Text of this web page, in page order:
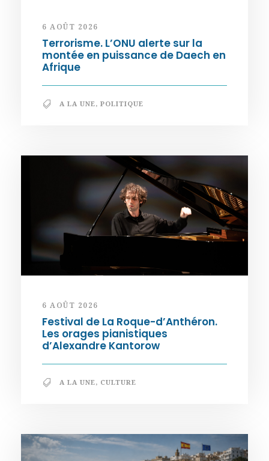
6 AOÛT 2026
Terrorisme. L’ONU alerte sur la
montée en puissance de Daech en
Afrique
A LA UNE, POLITIQUE
6 AOÛT 2026
Festival de La Roque-d’Anthéron.
Les orages pianistiques
d’Alexandre Kantorow
A LA UNE, CULTURE